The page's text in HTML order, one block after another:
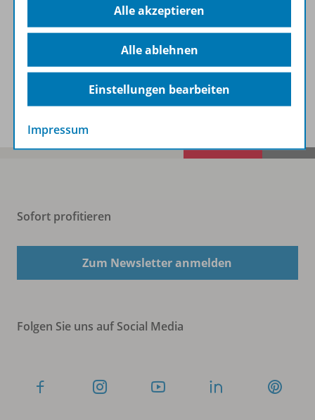
Spar-Pakete
Sofort profitieren
Zum Newsletter anmelden
Folgen Sie uns auf Social Media
Alle akzeptieren
Alle ablehnen
Einstellungen bearbeiten
Impressum